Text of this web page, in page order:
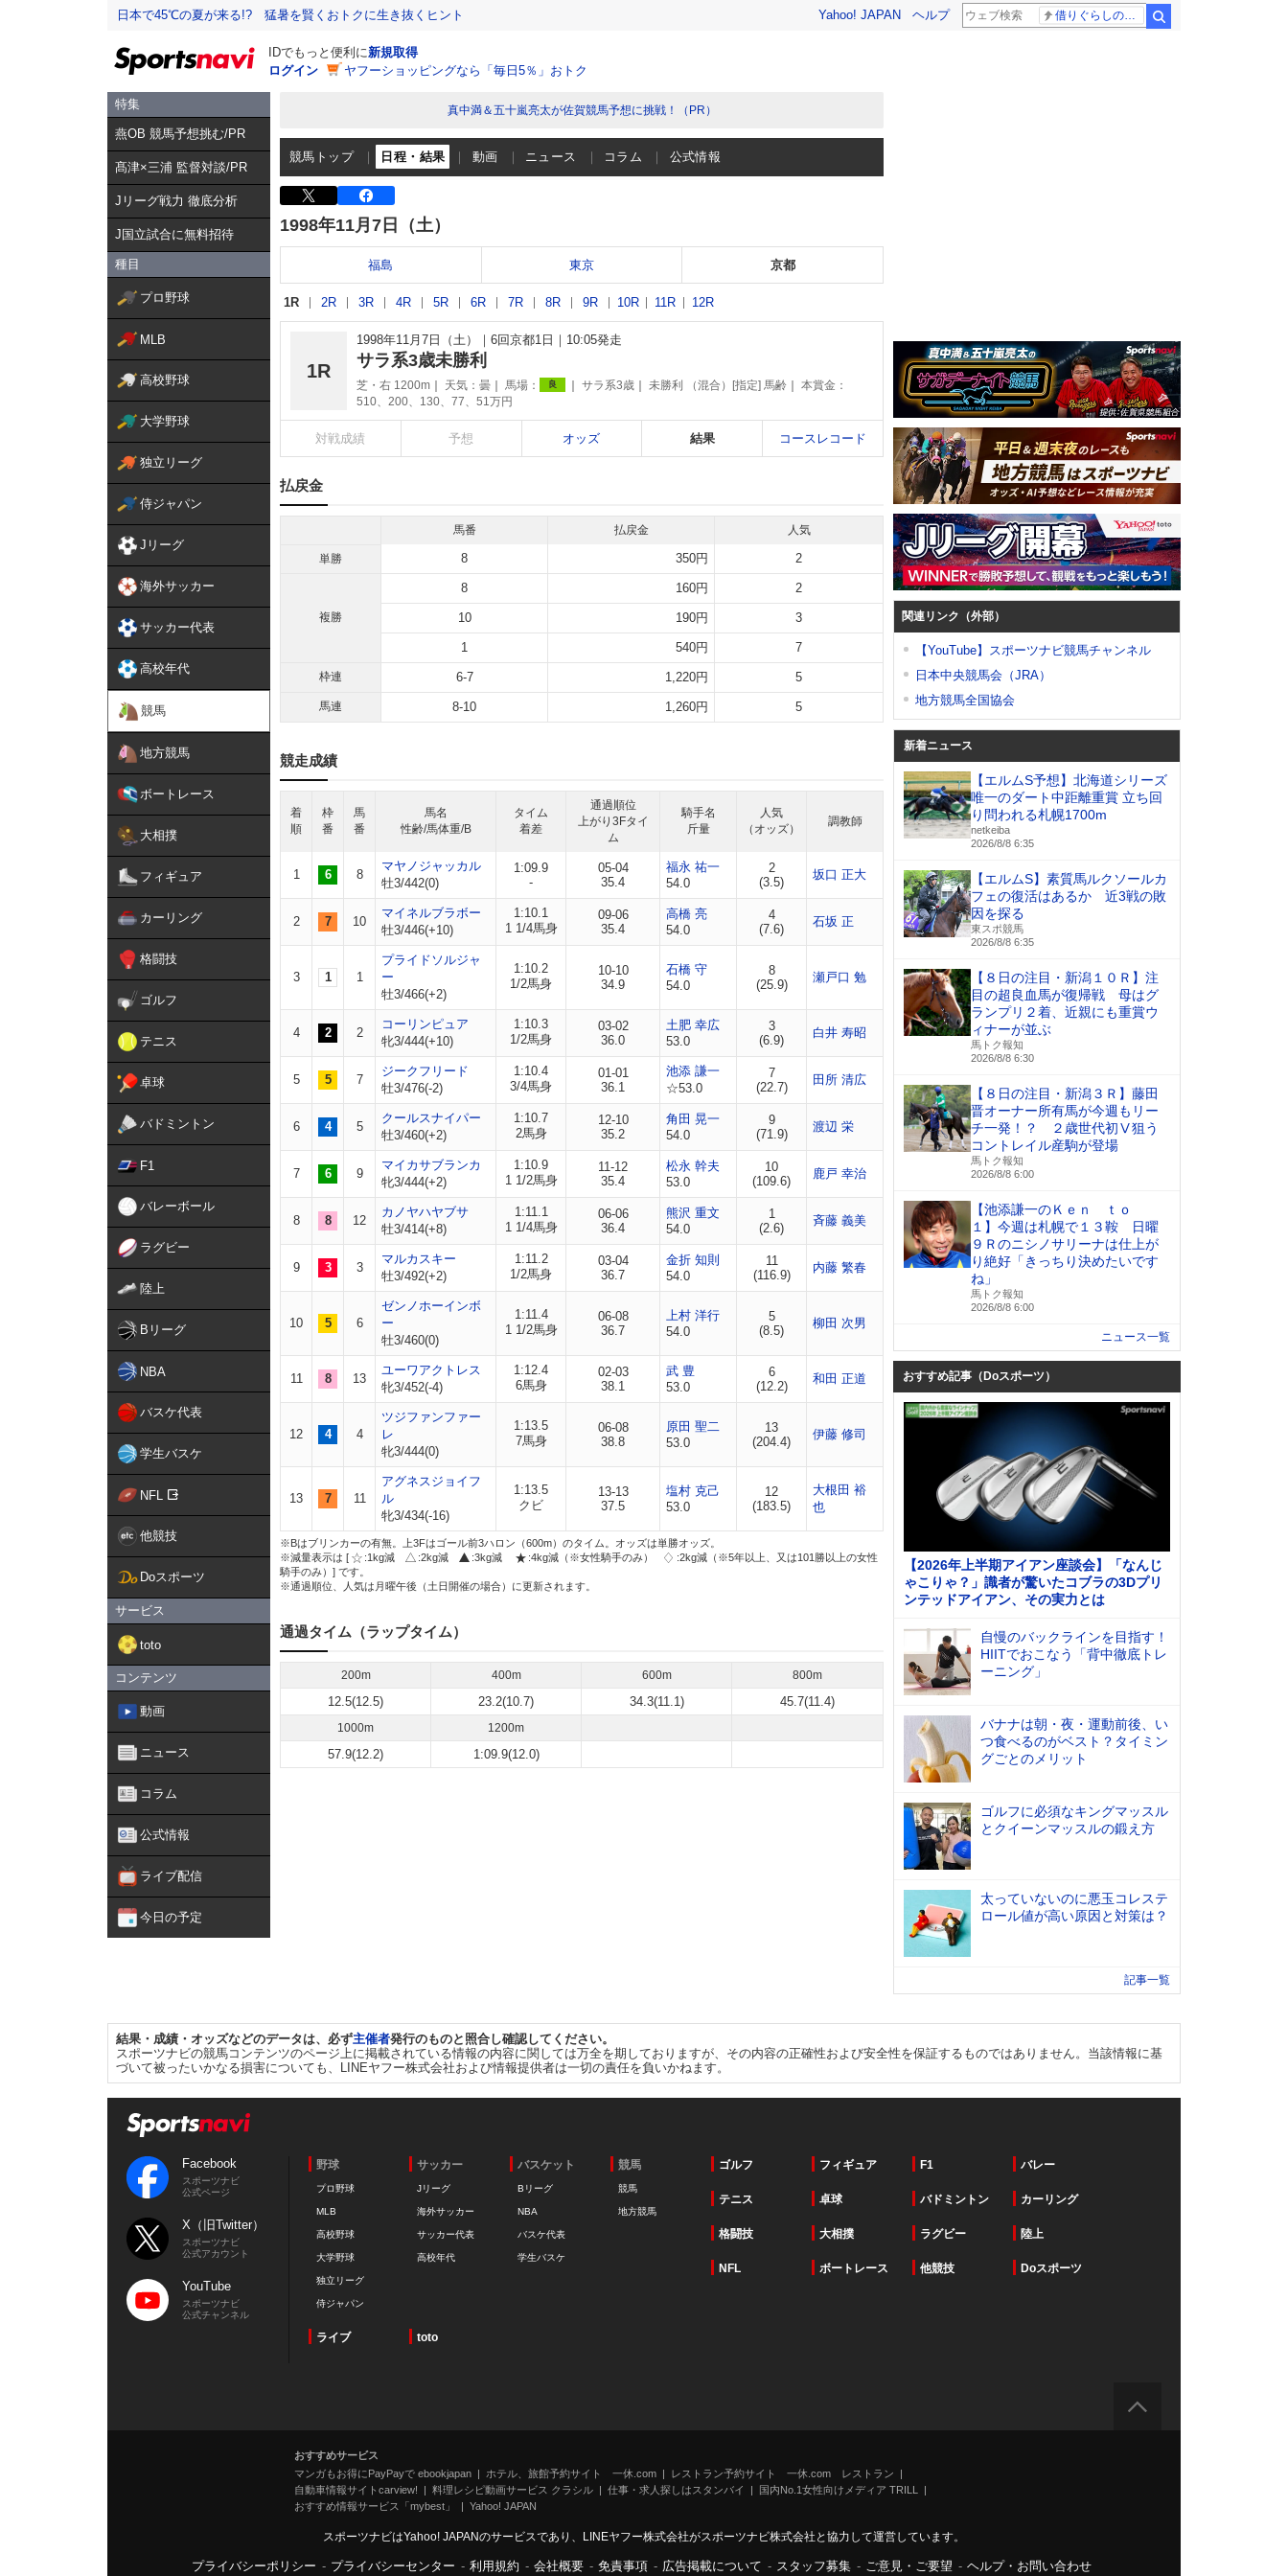
日本で45℃の夏が来る!? 猛暑を賢くおトクに生き抜くヒント Yahoo! JAPAN ヘルプ
IDでもっと便利に新規取得
ログイン
ヤフーショッピングなら「毎日5％」おトク
特集
燕OB 競馬予想挑む/PR
髙津×三浦 監督対談/PR
Jリーグ戦力 徹底分析
J国立試合に無料招待
種目
プロ野球
MLB
高校野球
大学野球
独立リーグ
侍ジャパン
Jリーグ
海外サッカー
サッカー代表
高校年代
競馬
地方競馬
ボートレース
大相撲
フィギュア
カーリング
格闘技
ゴルフ
テニス
卓球
バドミントン
F1
バレーボール
ラグビー
陸上
Bリーグ
NBA
バスケ代表
学生バスケ
NFL
他競技
Doスポーツ
サービス
toto
コンテンツ
動画
ニュース
コラム
公式情報
ライブ配信
今日の予定
真中満＆五十嵐亮太が佐賀競馬予想に挑戦！（PR）
競馬トップ 日程・結果 動画 ニュース コラム 公式情報
1998年11月7日（土）
福島 東京 京都
1R 2R 3R 4R 5R 6R 7R 8R 9R 10R 11R 12R
1R
1998年11月7日（土） 6回京都1日 10:05発走
サラ系3歳未勝利
芝・右 1200m 天気： 曇 馬場： 良 サラ系3歳 未勝利 （混合）[指定] 馬齢
本賞金：
510、200、130、77、51万円
対戦成績 予想 オッズ 結果 コースレコード
払戻金
馬番 払戻金 人気
単勝 8 350円 2
複勝
8 160円 2
10 190円 3
1 540円 7
枠連 6-7 1,220円 5
馬連 8-10 1,260円 5
競走成績
着
順
枠
番
馬
番
馬名
性齢/馬体重/B
タイム
着差
通過順位
上がり3Fタイ
ム
騎手名
斤量
人気
（オッズ）
調教師
1 6 8
マヤノジャッカル
牡3/442(0)
1:09.9
-
05-04
35.4
福永 祐一
54.0
2
(3.5)
坂口 正大
2 7 10
マイネルブラボー
牡3/446(+10)
1:10.1
1 1/4馬身
09-06
35.4
高橋 亮
54.0
4
(7.6)
石坂 正
3 1 1
プライドソルジャ
ー
牡3/466(+2)
1:10.2
1/2馬身
10-10
34.9
石橋 守
54.0
8
(25.9)
瀬戸口 勉
4 2 2
コーリンピュア
牝3/444(+10)
1:10.3
1/2馬身
03-02
36.0
土肥 幸広
53.0
3
(6.9)
白井 寿昭
5 5 7
ジークフリード
牡3/476(-2)
1:10.4
3/4馬身
01-01
36.1
池添 謙一
☆53.0
7
(22.7)
田所 清広
6 4 5
クールスナイパー
牡3/460(+2)
1:10.7
2馬身
12-10
35.2
角田 晃一
54.0
9
(71.9)
渡辺 栄
7 6 9
マイカサブランカ
牝3/444(+2)
1:10.9
1 1/2馬身
11-12
35.4
松永 幹夫
53.0
10
(109.6)
鹿戸 幸治
8 8 12
カノヤハヤブサ
牡3/414(+8)
1:11.1
1 1/4馬身
06-06
36.4
熊沢 重文
54.0
1
(2.6)
斉藤 義美
9 3 3
マルカスキー
牡3/492(+2)
1:11.2
1/2馬身
03-04
36.7
金折 知則
54.0
11
(116.9)
内藤 繁春
10 5 6
ゼンノホーインボ
ー
牡3/460(0)
1:11.4
1 1/2馬身
06-08
36.7
上村 洋行
54.0
5
(8.5)
柳田 次男
11 8 13
ユーワアクトレス
牝3/452(-4)
1:12.4
6馬身
02-03
38.1
武 豊
53.0
6
(12.2)
和田 正道
12 4 4
ツジファンファー
レ
牝3/444(0)
1:13.5
7馬身
06-08
38.8
原田 聖二
53.0
13
(204.4)
伊藤 修司
13 7 11
アグネスジョイフ
ル
牝3/434(-16)
1:13.5
クビ
13-13
37.5
塩村 克己
53.0
12
(183.5)
大根田 裕
也
※Bはブリンカーの有無。上3Fはゴール前3ハロン（600m）のタイム。オッズは単勝オッズ。
※減量表示は [
:1kg減 :2kg減 :3kg減 :4kg減（※女性騎手のみ）
:2kg減（※5年以上、又は101勝以上の女性
騎手のみ）] です。
※通過順位、人気は月曜午後（土日開催の場合）に更新されます。
通過タイム（ラップタイム）
200m 400m 600m 800m
12.5(12.5) 23.2(10.7) 34.3(11.1) 45.7(11.4)
1000m 1200m
57.9(12.2) 1:09.9(12.0)
関連リンク（外部）
【YouTube】スポーツナビ競馬チャンネル
日本中央競馬会（JRA）
地方競馬全国協会
新着ニュース
【エルムS予想】北海道シリーズ
唯一のダート中距離重賞 立ち回
り問われる札幌1700m
netkeiba
2026/8/8 6:35
【エルムS】素質馬ルクソールカ
フェの復活はあるか 近3戦の敗
因を探る
東スポ競馬
2026/8/8 6:35
【８日の注目・新潟１０Ｒ】注
目の超良血馬が復帰戦 母はグ
ランプリ２着、近親にも重賞ウ
ィナーが並ぶ
馬トク報知
2026/8/8 6:30
【８日の注目・新潟３Ｒ】藤田
晋オーナー所有馬が今週もリー
チ一発！？ ２歳世代初Ⅴ狙う
コントレイル産駒が登場
馬トク報知
2026/8/8 6:00
【池添謙一のＫｅｎ ｔｏ
１】今週は札幌で１３鞍 日曜
９Ｒのニシノサリーナは仕上が
り絶好「きっちり決めたいです
ね」
馬トク報知
2026/8/8 6:00
ニュース一覧
おすすめ記事（Doスポーツ）
【2026年上半期アイアン座談会】「なんじ
ゃこりゃ？」識者が驚いたコブラの3Dプリ
ンテッドアイアン、その実力とは
自慢のバックラインを目指す！
HIITでおこなう「背中徹底トレ
ーニング」
バナナは朝・夜・運動前後、い
つ食べるのがベスト？タイミン
グごとのメリット
ゴルフに必須なキングマッスル
とクイーンマッスルの鍛え方
太っていないのに悪玉コレステ
ロール値が高い原因と対策は？
記事一覧
結果・成績・オッズなどのデータは、必ず主催者発行のものと照合し確認してください。
スポーツナビの競馬コンテンツのページ上に掲載されている情報の内容に関しては万全を期しておりますが、その内容の正確性および安全性を保証するものではありません。当該情報に基
づいて被ったいかなる損害についても、LINEヤフー株式会社および情報提供者は一切の責任を負いかねます。
Facebook
スポーツナビ
公式ページ
X（旧Twitter）
スポーツナビ
公式アカウント
YouTube
スポーツナビ
公式チャンネル
野球
プロ野球
MLB
高校野球
大学野球
独立リーグ
侍ジャパン
サッカー
Jリーグ
海外サッカー
サッカー代表
高校年代
バスケット
Bリーグ
NBA
バスケ代表
学生バスケ
競馬
競馬
地方競馬
ゴルフ フィギュア F1 バレー
テニス 卓球 バドミントン カーリング
格闘技 大相撲 ラグビー 陸上
NFL ボートレース 他競技 Doスポーツ
ライブ toto
おすすめサービス
マンガもお得にPayPayで ebookjapan
ホテル、旅館予約サイト 一休.com
レストラン予約サイト 一休.com レストラン
自動車情報サイトcarview!
料理レシピ動画サービス クラシル 仕事・求人探しはスタンバイ
国内No.1女性向けメディア TRILL
おすすめ情報サービス「mybest」
Yahoo! JAPAN
スポーツナビはYahoo! JAPANのサービスであり、LINEヤフー株式会社がスポーツナビ株式会社と協力して運営しています。
プライバシーポリシー - プライバシーセンター - 利用規約 - 会社概要 - 免責事項 - 広告掲載について - スタッフ募集 - ご意見・ご要望 - ヘルプ・お問い合わせ